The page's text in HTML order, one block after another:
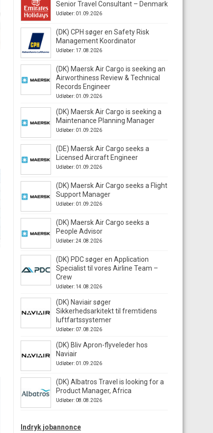
Senior Travel Consultant – Denmark
Udløber: 01.09.2026
(DK) CPH søger en Safety Risk
Management Koordinator
Udløber: 17.08.2026
(DK) Maersk Air Cargo is seeking an
Airworthiness Review & Technical
Records Engineer
Udløber: 01.09.2026
(DK) Maersk Air Cargo is seeking a
Maintenance Planning Manager
Udløber: 01.09.2026
(DE) Maersk Air Cargo seeks a
Licensed Aircraft Engineer
Udløber: 01.09.2026
(DK) Maersk Air Cargo seeks a Flight
Support Manager
Udløber: 01.09.2026
(DK) Maersk Air Cargo seeks a
People Advisor
Udløber: 24.08.2026
(DK) PDC søger en Application
Specialist til vores Airline Team –
Crew
Udløber: 14.08.2026
(DK) Naviair søger
Sikkerhedsarkitekt til fremtidens
luftfartssystemer
Udløber: 07.08.2026
(DK) Bliv Apron-flyveleder hos
Naviair
Udløber: 01.09.2026
(DK) Albatros Travel is looking for a
Product Manager, Africa
Udløber: 08.08.2026
Indryk jobannonce